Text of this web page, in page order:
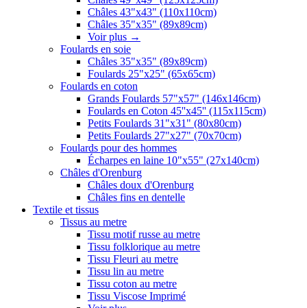
Châles 43"x43" (110x110cm)
Châles 35"x35" (89x89cm)
Voir plus →
Foulards en soie
Châles 35"x35" (89x89cm)
Foulards 25"x25" (65x65cm)
Foulards en coton
Grands Foulards 57"x57" (146x146cm)
Foulards en Coton 45''x45'' (115x115cm)
Petits Foulards 31"x31" (80x80cm)
Petits Foulards 27"x27" (70x70cm)
Foulards pour des hommes
Écharpes en laine 10"x55" (27x140cm)
Châles d'Orenburg
Châles doux d'Orenburg
Châles fins en dentelle
Textile et tissus
Tissus au metre
Tissu motif russe au metre
Tissu folklorique au metre
Tissu Fleuri au metre
Tissu lin au metre
Tissu coton au metre
Tissu Viscose Imprimé